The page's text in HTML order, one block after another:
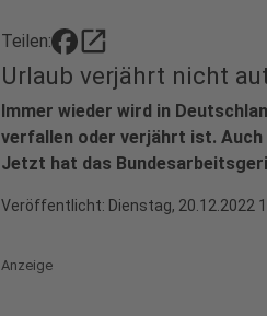
Teilen: open_in_new
Urlaub verjährt nicht
Immer wieder wird in
verfallen oder verjährt ist.
Jetzt hat das
Veröffentlicht: Dienstag, 20.12.2022
Anzeige